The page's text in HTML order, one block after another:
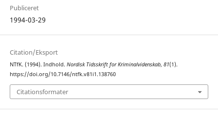
Publiceret
1994-03-29
Citation/Eksport
NTfK. (1994). Indhold. Nordisk Tidsskrift for Kriminalvidenskab, 81(1).
https://doi.org/10.7146/ntfk.v81i1.138760
Citationsformater